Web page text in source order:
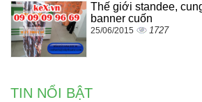
Thế giới standee,
banner cuốn
25/06/2015 1727
TIN NỔI BẬT